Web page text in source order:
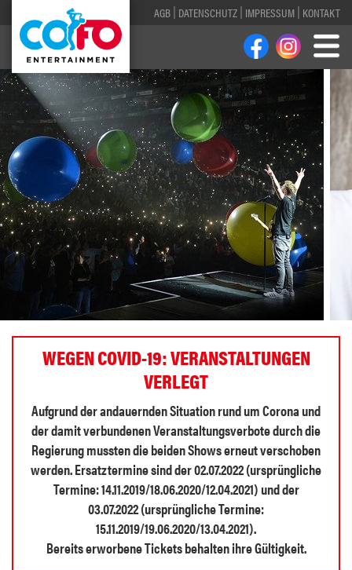
AGB DATENSCHUTZ IMPRESSUM KONTAKT
WEGEN COVID-19: VERANSTALTUNGEN
VERLEGT
Aufgrund der andauernden Situation rund um Corona und
der damit verbundenen Veranstaltungsverbote durch die
Regierung mussten die beiden Shows erneut verschoben
werden. Ersatztermine sind der 02.07.2022 (ursprüngliche
Termine: 14.11.2019/18.06.2020/12.04.2021) und der
03.07.2022 (ursprüngliche Termine:
15.11.2019/19.06.2020/13.04.2021).
Bereits erworbene Tickets behalten ihre Gültigkeit.